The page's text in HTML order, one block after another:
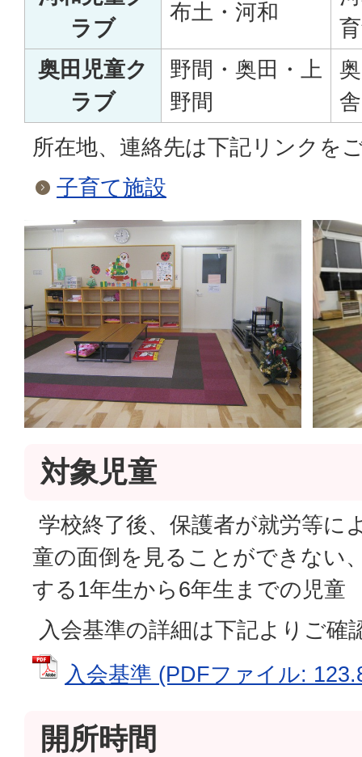
ラブ
布土・河和
奥田児童ク
ラブ
野間・奥田・上
野間
所在地、連絡先は下記リンクを
子育て施設
対象児童
学校終了後、保護者が就労等に
童の面倒を見ることができない
する1年生から6年生までの児童
入会基準の詳細は下記よりご確
入会基準 (PDFファイル:
開所時間